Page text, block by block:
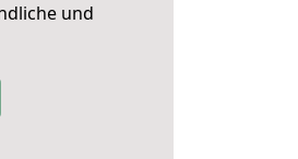
und